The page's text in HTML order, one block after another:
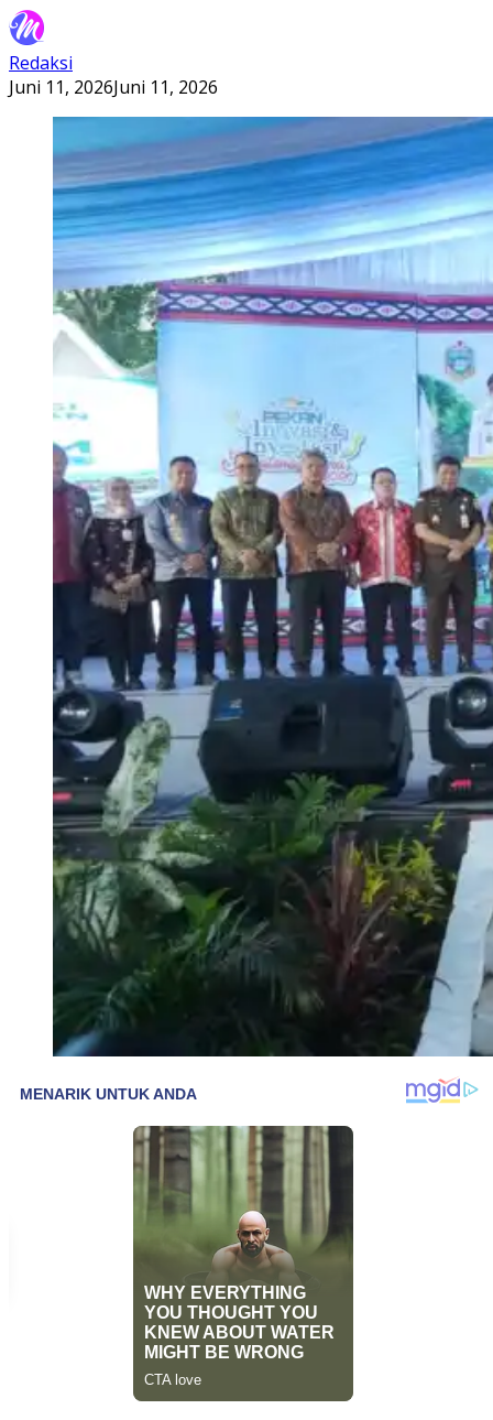
Redaksi
Juni 11, 2026Juni 11, 2026